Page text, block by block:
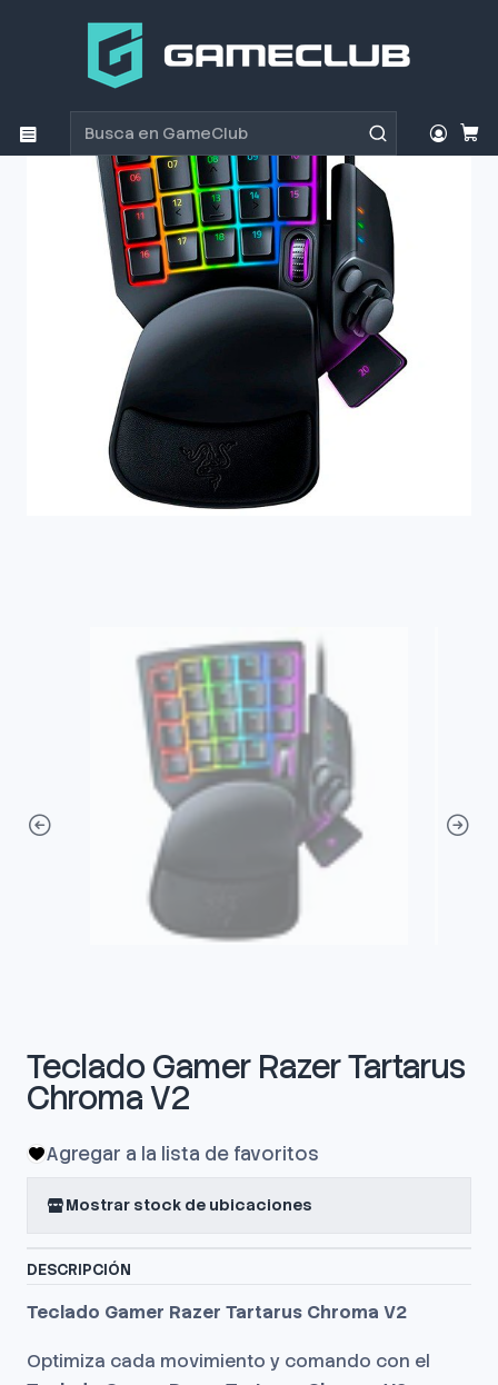
Productos
Teclado Gamer Razer Tartarus Chroma V2
Teclado Gamer Razer Tartarus
Chroma V2
Agregar a la lista de favoritos
Mostrar stock de ubicaciones
DESCRIPCIÓN
Teclado Gamer Razer Tartarus Chroma V2
Optimiza cada movimiento y comando con el